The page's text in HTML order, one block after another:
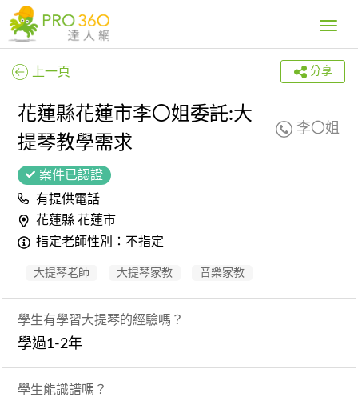
Toggle
上一頁 分享
花蓮縣花蓮市李〇姐委託:大
提琴教學需求
李〇姐
案件已認證
有提供電話
花蓮縣 花蓮市
指定老師性別：不指定
大提琴老師 大提琴家教 音樂家教
學生有學習大提琴的經驗嗎？
學過1-2年
學生能識譜嗎？